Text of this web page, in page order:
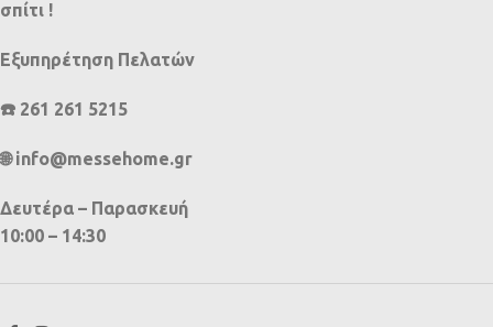
σπίτι !
Εξυπηρέτηση Πελατών
☎️ 261 261 5215
🌐 info@messehome.gr
Δευτέρα – Παρασκευή
10:00 – 14:30